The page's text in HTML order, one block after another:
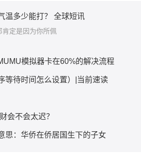
温多少能打？ 全球短讯
定是因为你所佩
模拟器卡在60%的解决流程
等待时间怎么设置）|当前速读
会不会太迟？
思：华侨在侨居国生下的子女